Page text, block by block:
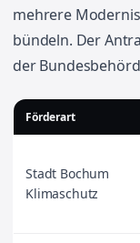
mehrere
bündeln. Der
der
Förderart
Stadt Bochum
Klimaschutz